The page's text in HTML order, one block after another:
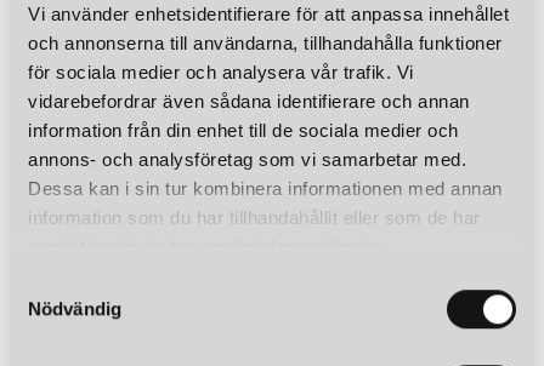
Vi använder enhetsidentifierare för att anpassa innehållet
och annonserna till användarna, tillhandahålla funktioner
för sociala medier och analysera vår trafik. Vi
vidarebefordrar även sådana identifierare och annan
information från din enhet till de sociala medier och
annons- och analysföretag som vi samarbetar med.
Dessa kan i sin tur kombinera informationen med annan
information som du har tillhandahållit eller som de har
Nödvändig
5 460 kr
10 500 kr